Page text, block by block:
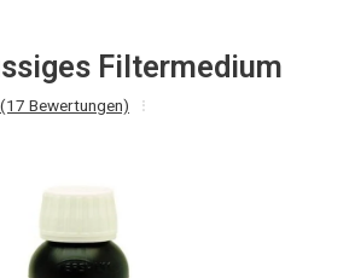
Filtermedium
Bewertungen)